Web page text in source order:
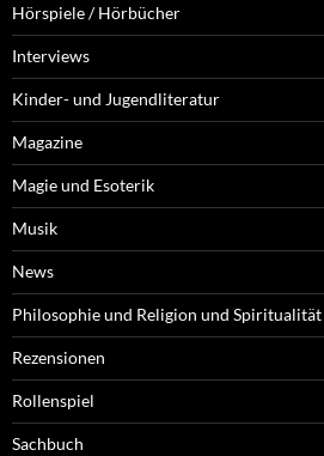
Hörspiele / Hörbücher
Interviews
Kinder- und Jugendliteratur
Magazine
Magie und Esoterik
Musik
News
Philosophie und Religion und Spiritualität
Rezensionen
Rollenspiel
Sachbuch